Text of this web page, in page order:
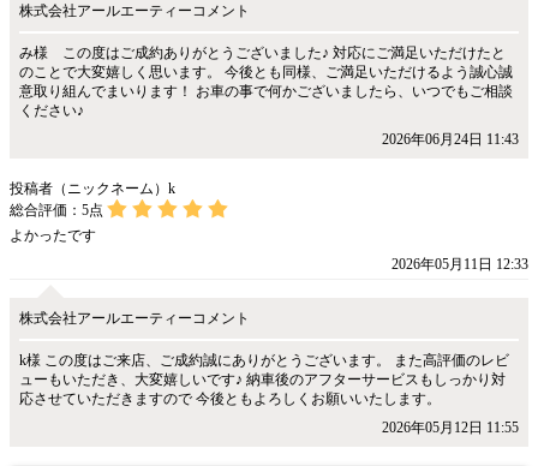
株式会社アールエーティーコメント
み様 この度はご成約ありがとうございました♪ 対応にご満足いただけたと
のことで大変嬉しく思います。 今後とも同様、ご満足いただけるよう誠心誠
意取り組んでまいります！ お車の事で何かございましたら、いつでもご相談
ください♪
2026年06月24日 11:43
投稿者（ニックネーム）k
総合評価： 5点
よかったです
2026年05月11日 12:33
株式会社アールエーティーコメント
k様 この度はご来店、ご成約誠にありがとうございます。 また高評価のレビ
ューもいただき、大変嬉しいです♪ 納車後のアフターサービスもしっかり対
応させていただきますので 今後ともよろしくお願いいたします。
2026年05月12日 11:55